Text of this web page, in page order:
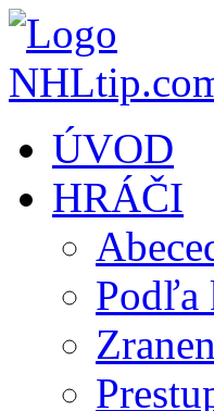
ÚVOD
HRÁČI
Podľa